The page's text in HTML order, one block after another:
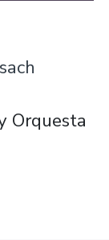
Orquesta